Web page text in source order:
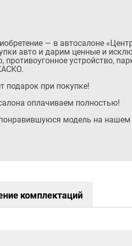
— в автосалоне
авто и дарим ценные и
устройство,
подарок при покупке!
оплачиваем полностью!
модель на нашем
комплектаций